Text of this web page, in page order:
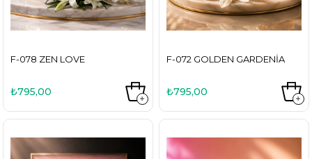
F-078 ZEN LOVE
₺795,00
F-072 GOLDEN GARDENIA
₺795,00